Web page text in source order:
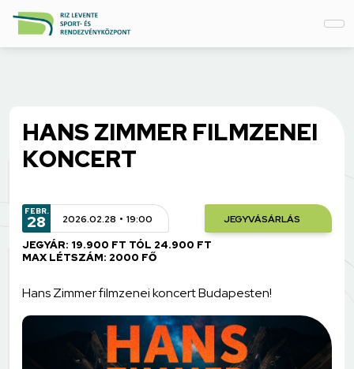
HANS ZIMMER FILMZENEI
KONCERT
FEBR.
28 2026.02.28 19:00 JEGYVÁSÁRLÁS
JEGYÁR: 19.900 FT TÓL 24.900 FT
MAX LÉTSZÁM: 2000 FŐ
Hans Zimmer filmzenei koncert Budapesten!